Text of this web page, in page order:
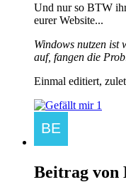
Und nur so BTW
eurer Website...
Windows nutzen ist
auf, fangen die
Einmal editiert,
1
Beitrag von